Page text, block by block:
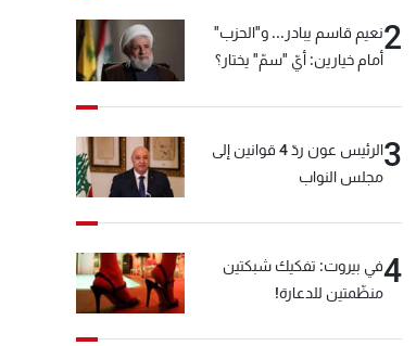
2نعيم قاسم يبادر... و"الحزب"
أمام خيارين: أيّ "سمّ" يختار؟
3
الرئيس عون ردّ 4 قوانين إلى
مجلس النواب
4في بيروت: تفكيك شبكتين
منظّمتين للدعارة!